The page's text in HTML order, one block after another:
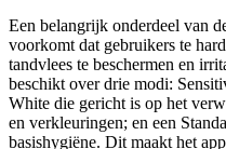
Een belangrijk onderdeel van
voorkomt dat gebruikers te
tandvlees te beschermen en
beschikt over drie modi:
White die gericht is op het
en verkleuringen; en een
basishygiëne. Dit maakt het